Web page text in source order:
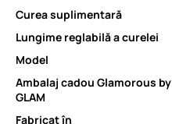
Curea suplimentară
Lungime reglabilă a curelei
Model
Ambalaj cadou Glamorous by
GLAM
Fabricat în